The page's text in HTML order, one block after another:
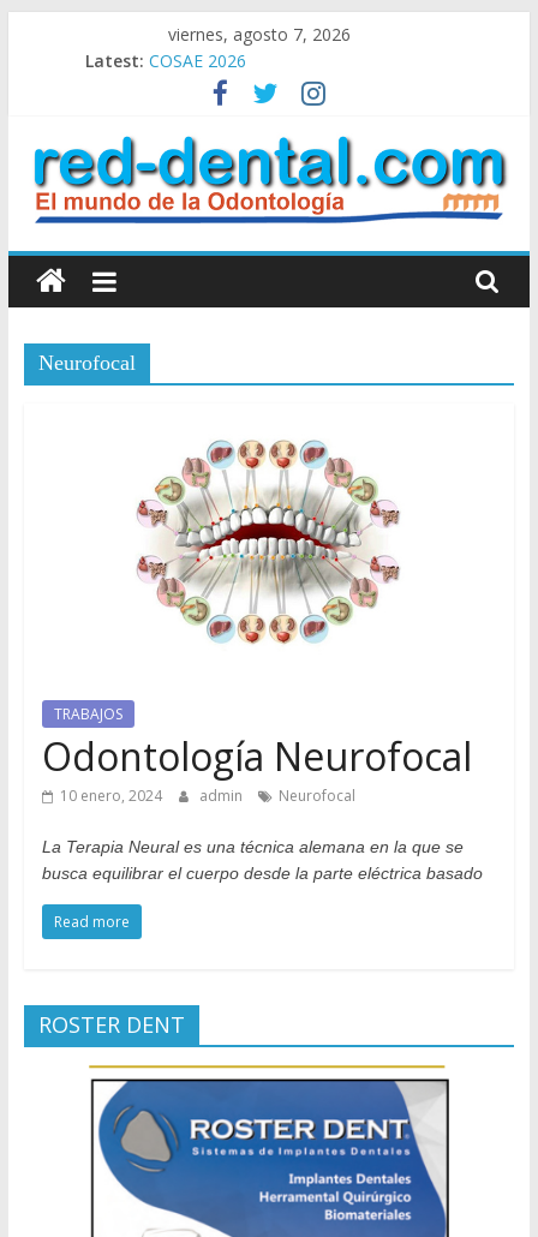
viernes, agosto 7, 2026
Latest: COSAE 2026
Clasificados Ofrecidos
Congreso de Invierno SAO 2026
Clasificados Pedidos
Clasificados: Alquiler – Compra – Venta
RED
DENTAL
Red
Neurofocal
TRABAJOS
Odontología Neurofocal
10 enero, 2024 admin Neurofocal
La Terapia Neural es una técnica alemana en la que se
busca equilibrar el cuerpo desde la parte eléctrica basado
Read more
ROSTER DENT